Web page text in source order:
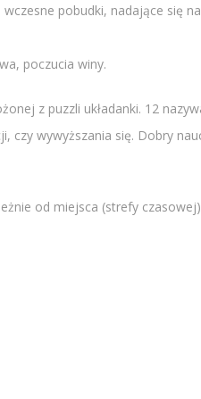
pobudki, nadające się
poczucia winy.
z puzzli układanki. 12
czy wywyższania się. Dobry
od miejsca (strefy